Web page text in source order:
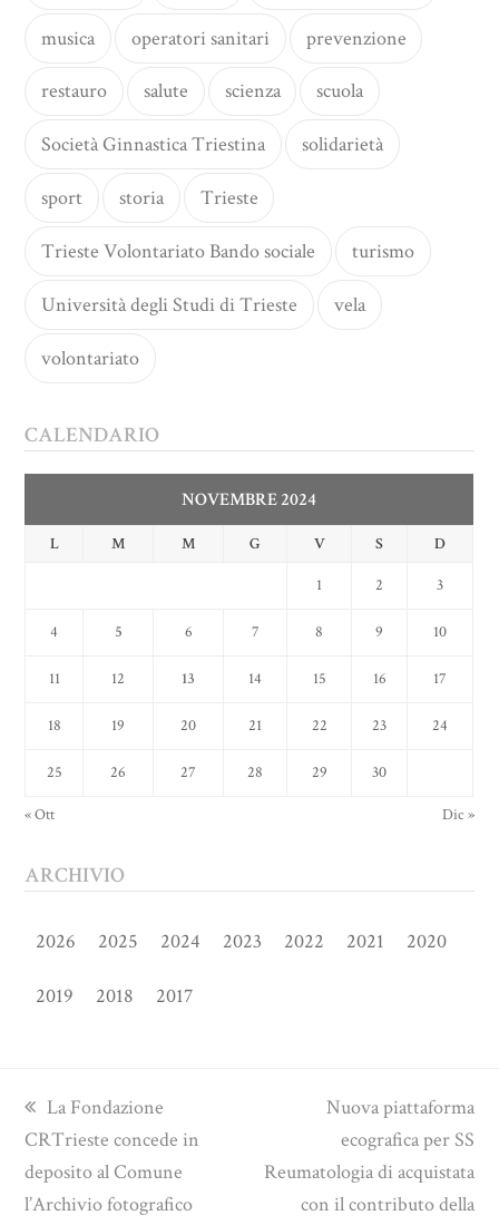
musica operatori sanitari prevenzione
restauro salute scienza scuola
Società Ginnastica Triestina solidarietà
sport storia Trieste
Trieste Volontariato Bando sociale turismo
Università degli Studi di Trieste vela
volontariato
CALENDARIO
NOVEMBRE 2024
L M M G V S D
1 2 3
4 5 6 7 8 9 10
11 12 13 14 15 16 17
18 19 20 21 22 23 24
25 26 27 28 29 30
« Ott Dic »
ARCHIVIO
2026 2025 2024 2023 2022 2021 2020
2019 2018 2017
previous
post:
La Fondazione
CRTrieste concede in
deposito al Comune
l’Archivio fotografico
next
post:
Nuova piattaforma
ecografica per SS
Reumatologia di acquistata
con il contributo della